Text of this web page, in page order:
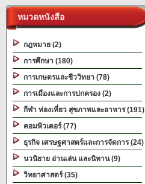
หมวดหนังสือ
กฎหมาย (2)
การศึกษา (180)
การเกษตรและชีววิทยา (78)
การเมืองและการปกครอง (2)
กีฬา ท่องเที่ยว สุขภาพและอาหาร (191)
คอมพิวเตอร์ (77)
ธุรกิจ เศรษฐศาสตร์และการจัดการ (24)
นวนิยาย อ่านเล่น และนิทาน (9)
วิทยาศาสตร์ (35)